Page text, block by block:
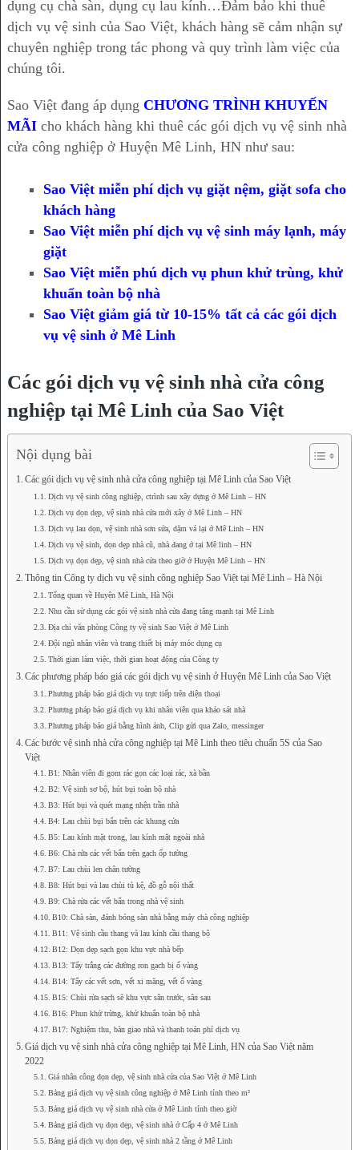
dụng cụ chà sàn, dụng cụ lau kính…Đảm bảo khi thuê
dịch vụ vệ sinh của Sao Việt, khách hàng sẽ cảm nhận sự
chuyên nghiệp trong tác phong và quy trình làm việc của
chúng tôi.
Sao Việt đang áp dụng CHƯƠNG TRÌNH KHUYẾN
MÃI cho khách hàng khi thuê các gói dịch vụ vệ sinh nhà
cửa công nghiệp ở Huyện Mê Linh, HN như sau:
Sao Việt miễn phí dịch vụ giặt nệm, giặt sofa cho
khách hàng
Sao Việt miễn phí dịch vụ vệ sinh máy lạnh, máy
giặt
Sao Việt miễn phú dịch vụ phun khử trùng, khử
khuẩn toàn bộ nhà
Sao Việt giảm giá từ 10-15% tất cả các gói dịch
vụ vệ sinh ở Mê Linh
Các gói dịch vụ vệ sinh nhà cửa công
nghiệp tại Mê Linh của Sao Việt
Nội dụng bài
Các gói dịch vụ vệ sinh nhà cửa công nghiệp tại Mê Linh của Sao Việt
Dịch vụ vệ sinh công nghiệp, ctrình sau xây dựng ở Mê Linh – HN
Dịch vụ dọn dẹp, vệ sinh nhà cửa mới xây ở Mê Linh – HN
Dịch vụ lau dọn, vệ sinh nhà sơn sửa, dặm vá lại ở Mê Linh – HN
Dịch vụ vệ sinh, dọn dẹp nhà cũ, nhà đang ở tại Mê linh – HN
Dịch vụ dọn dẹp, vệ sinh nhà cửa theo giờ ở Huyện Mê Linh – HN
Thông tin Công ty dịch vụ vệ sinh công nghiệp Sao Việt tại Mê Linh – Hà Nội
Tổng quan về Huyện Mê Linh, Hà Nội
Nhu cầu sử dụng các gói vệ sinh nhà cửa đang tăng mạnh tại Mê Linh
Địa chỉ văn phòng Công ty vệ sinh Sao Việt ở Mê Linh
Đội ngũ nhân viên và trang thiết bị máy móc dụng cụ
Thời gian làm việc, thời gian hoạt động của Công ty
Các phương pháp báo giá các gói dịch vụ vệ sinh ở Huyện Mê Linh của Sao Việt
Phương pháp báo giá dịch vụ trực tiếp trên điện thoại
Phương pháp báo giá dịch vụ khi nhân viên qua khảo sát nhà
Phương pháp báo giá bằng hình ảnh, Clip gửi qua Zalo, messinger
Các bước vệ sinh nhà cửa công nghiệp tại Mê Linh theo tiêu chuẩn 5S của Sao
Việt
B1: Nhân viên đi gom rác gọn các loại rác, xà bần
B2: Vệ sinh sơ bộ, hút bụi toàn bộ nhà
B3: Hút bụi và quét mạng nhện trần nhà
B4: Lau chùi bụi bẩn trên các khung cửa
B5: Lau kính mặt trong, lau kính mặt ngoài nhà
B6: Chà rửa các vết bẩn trên gạch ốp tường
B7: Lau chùi len chân tường
B8: Hút bụi và lau chùi tủ kệ, đồ gỗ nội thất
B9: Chà rửa các vết bẩn trong nhà vệ sinh
B10: Chà sàn, đánh bóng sàn nhà bằng máy chà công nghiệp
B11: Vệ sinh cầu thang và lau kính cầu thang bộ
B12: Dọn dẹp sạch gọn khu vực nhà bếp
B13: Tẩy trắng các đường ron gạch bị ố vàng
B14: Tẩy các vết sơn, vết xi măng, vết ố vàng
B15: Chùi rửa sạch sẽ khu vực sân trước, sân sau
B16: Phun khử trừng, khử khuẩn toàn bộ nhà
B17: Nghiệm thu, bàn giao nhà và thanh toán phí dịch vụ
Giá dịch vụ vệ sinh nhà cửa công nghiệp tại Mê Linh, HN của Sao Việt năm
2022
Giá nhân công dọn dẹp, vệ sinh nhà cửa của Sao Việt ở Mê Linh
Bảng giá dịch vụ vệ sinh công nghiệp ở Mê Linh tính theo m²
Bảng giá dịch vụ vệ sinh nhà cửa ở Mê Linh tính theo giờ
Bảng giá dịch vụ dọn dẹp, vệ sinh nhà ở Cấp 4 ở Mê Linh
Bảng giá dịch vụ dọn dẹp, vệ sinh nhà 2 tầng ở Mê Linh